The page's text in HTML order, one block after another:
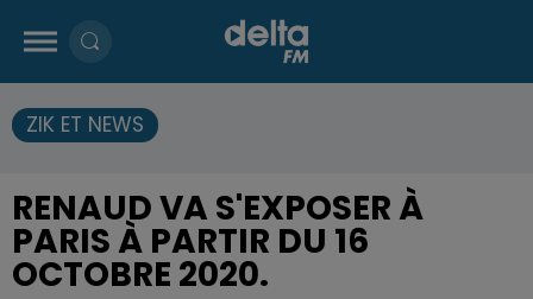
ZIK ET NEWS
RENAUD VA S'EXPOSER À
PARIS À PARTIR DU 16
OCTOBRE 2020.